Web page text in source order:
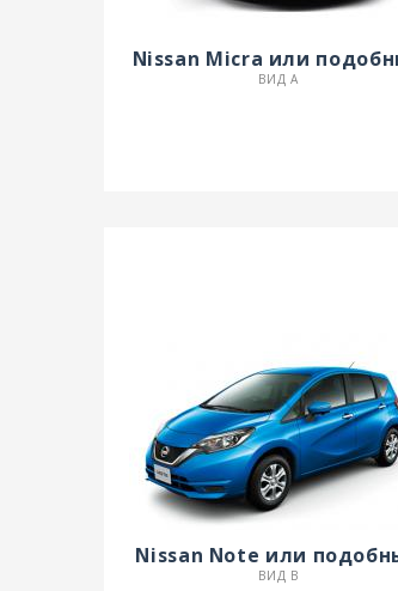
Nissan Micra или
ВИД A
Nissan Note или
ВИД B